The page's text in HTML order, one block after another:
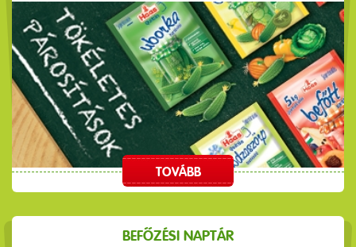
TOVÁBB
BEFŐZÉSI NAPTÁR